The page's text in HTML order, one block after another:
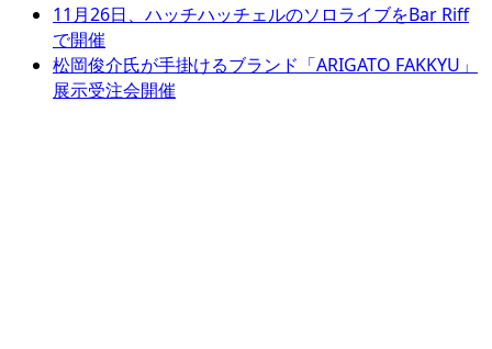
11月26日、ハッチハッチェルのソロライブをBar Riff
で開催
松岡俊介氏が手掛けるブランド「ARIGATO FAKKYU」
展示受注会開催